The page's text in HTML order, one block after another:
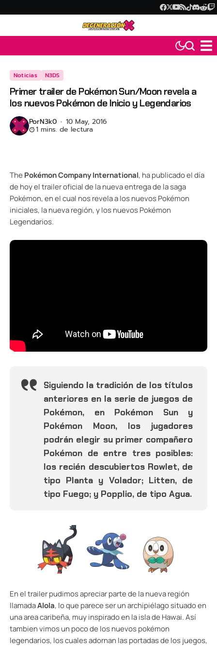
Noticias N3DS
Primer trailer de Pokémon Sun/Moon revela a
los nuevos Pokémon de Inicio y Legendarios
PorN3k0 10 May, 2016
1 mins. de lectura
The Pokémon Company International, ha publicado el día
de hoy el trailer oficial de la nueva entrega de la saga
Pokémon, en el cual nos revela a los nuevos Pokémon
iniciales, la nueva región, y los nuevos Pokémon
Legendarios.
Siguiendo la tradición de los títulos
anteriores en la serie de juegos de
Pokémon, en Pokémon Sun y
Pokémon Moon, los jugadores
podrán elegir su primer compañero
Pokémon de entre tres posibles:
los recién descubiertos Rowlet, de
tipo Planta y Volador; Litten, de
tipo Fuego; y Popplio, de tipo Agua.
En el trailer pudimos apreciar parte de la nueva región
llamadaAlola, lo que parece ser un archipiélago situado en
una area caribeña, muy inspirado en la isla de Hawai. Así
tambien vimos un poco de los nuevos pokémon
legendarios, los cuales adornan las portadas de los juegos,